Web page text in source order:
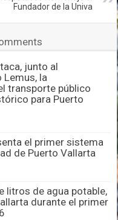
Fundador de la Univa
junto al
Lemus, la
transporte público
para Puerto
el primer sistema
de Puerto Vallarta
litros de agua potable,
durante el primer